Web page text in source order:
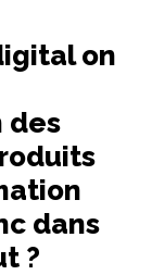
on
des
dans
?